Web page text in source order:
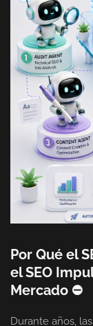
Por Qué el
el SEO
Mercado ⛔
Durante años,